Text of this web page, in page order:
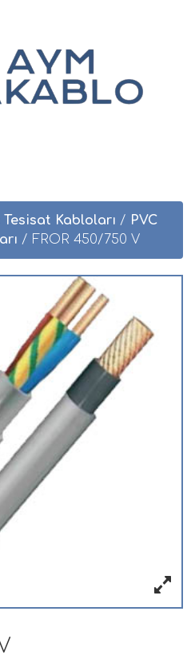
Tesisat Kabloları / PVC
/ FROR 450/750 V